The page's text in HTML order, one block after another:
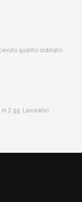
quanto ordinato
2 gg. Lavorativi.